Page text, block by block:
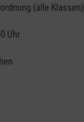
(alle Klassen)
Uhr